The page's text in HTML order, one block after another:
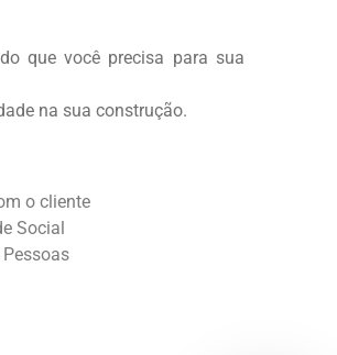
que você precisa para sua
na sua construção.
o cliente
Social